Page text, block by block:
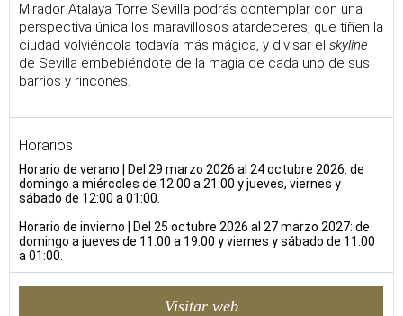
Mirador Atalaya Torre Sevilla podrás contemplar con una
perspectiva única los maravillosos atardeceres, que tiñen la
ciudad volviéndola todavía más mágica, y divisar el skyline
de Sevilla embebiéndote de la magia de cada uno de sus
barrios y rincones.
Horarios
Horario de verano | Del 29 marzo 2026 al 24 octubre 2026: de
domingo a miércoles de 12:00 a 21:00 y jueves, viernes y
sábado de 12:00 a 01:00.
Horario de invierno | Del 25 octubre 2026 al 27 marzo 2027: de
domingo a jueves de 11:00 a 19:00 y viernes y sábado de 11:00
a 01:00.
Visitar web